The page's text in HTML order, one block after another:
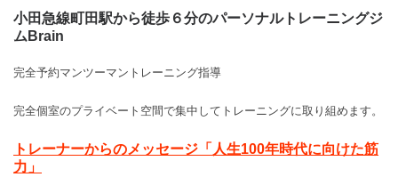
小田急線町田駅から徒歩６分のパーソナルトレーニングジ
ムBrain
完全予約マンツーマントレーニング指導
完全個室のプライベート空間で集中してトレーニングに取り組めます。
トレーナーからのメッセージ「人生100年時代に向けた筋
力」